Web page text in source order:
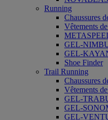
Running
Chaussures
Vêtements
GEL-
GEL-
Shoe Finder
Trail Running
Chaussures
Vêtements
GEL-
GEL-
GEL-